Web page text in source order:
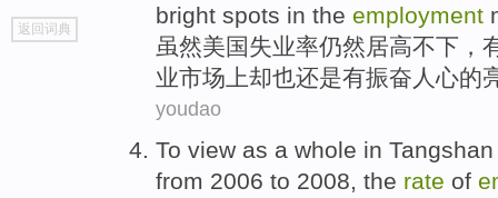
go
top
返回词典
bright spots in the employment
虽然美国失业率仍然居高不下 ，
业市场上却也还是有振奋人心的
youdao
To view as a whole in Tangshan
from 2006 to 2008, the rate of